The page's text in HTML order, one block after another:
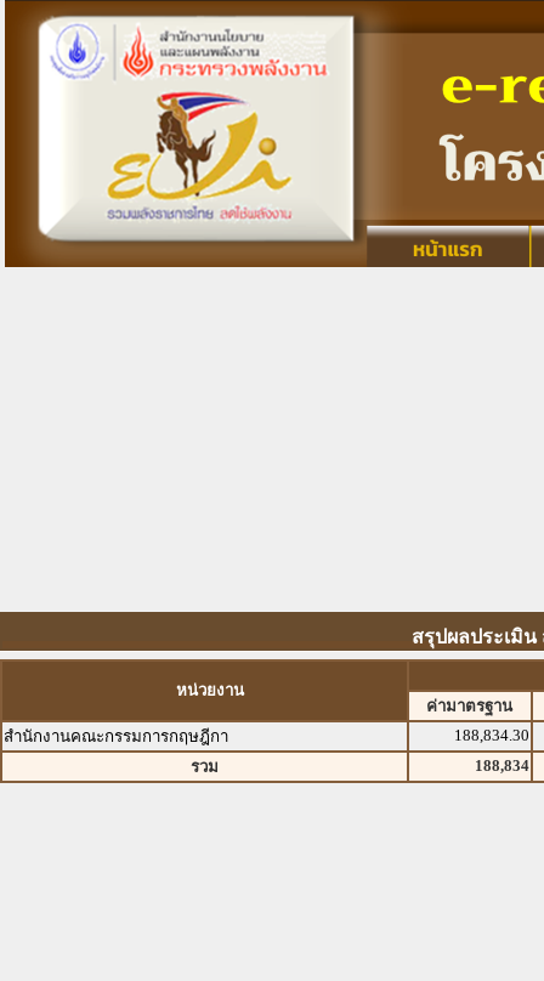
สรุปผลประเมิ
หน่วยงาน
ค่ามาตรฐาน
สำนักงานคณะกรรมการกฤษฎีกา
188,834.30
รวม
188,834